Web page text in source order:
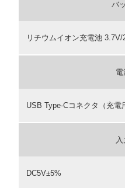
バ
リチウムイオン充電池 3.7V/
USB Type-Cコネクタ（充電
DC5V±5%